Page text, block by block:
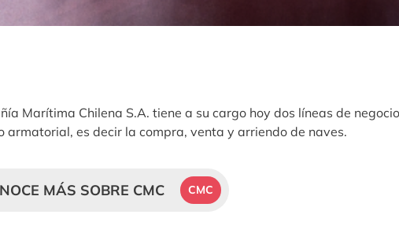
Marítima Chilena S.A. tiene a su cargo hoy dos líneas de
armatorial, es decir la compra, venta y arriendo de naves.
MÁS SOBRE CMC CMC